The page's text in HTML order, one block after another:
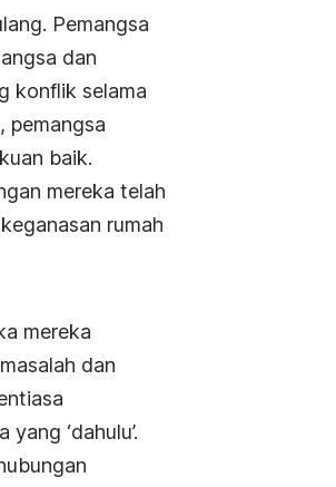
Pemangsa
dan
konflik selama
pemangsa
baik.
mereka telah
rumah
mereka
dan
‘dahulu’.